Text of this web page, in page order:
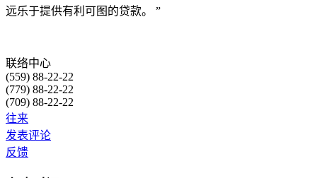
远乐于提供有利可图的贷款。 ”
联络中心
(559) 88-22-22
(779) 88-22-22
(709) 88-22-22
往来
发表评论
反馈